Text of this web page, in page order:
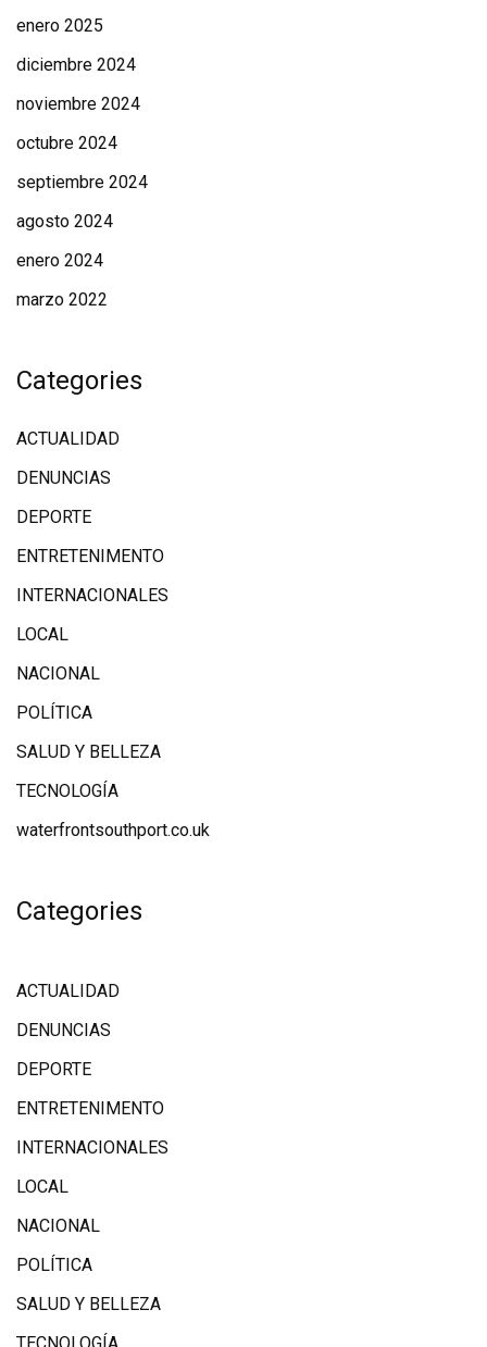
enero 2025
diciembre 2024
noviembre 2024
octubre 2024
septiembre 2024
agosto 2024
enero 2024
marzo 2022
Categories
ACTUALIDAD
DENUNCIAS
DEPORTE
ENTRETENIMENTO
INTERNACIONALES
LOCAL
NACIONAL
POLÍTICA
SALUD Y BELLEZA
TECNOLOGÍA
waterfrontsouthport.co.uk
Categories
ACTUALIDAD
DENUNCIAS
DEPORTE
ENTRETENIMENTO
INTERNACIONALES
LOCAL
NACIONAL
POLÍTICA
SALUD Y BELLEZA
TECNOLOGÍA